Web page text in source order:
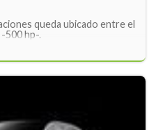
queda ubicado entre el
500 hp-.